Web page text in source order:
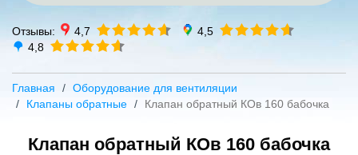
Отзывы: 4,7
4,5
4,8
Главная
Оборудование для вентиляции
Клапаны обратные
Клапан обратный КОв 160 бабочка
Клапан обратный КОв 160 бабочка